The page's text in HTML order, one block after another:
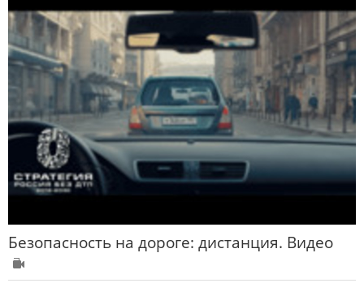
Безопасность на дороге: дистанция. Видео